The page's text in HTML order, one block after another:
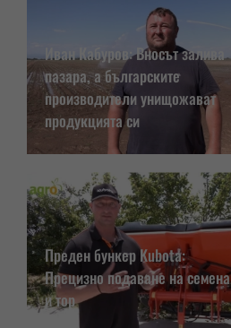
Иван Кабуров: Вносът залива
пазара, а българските
производители унищожават
продукцията си
Преден бункер Kubota:
Прецизно подаване на семена
и тор